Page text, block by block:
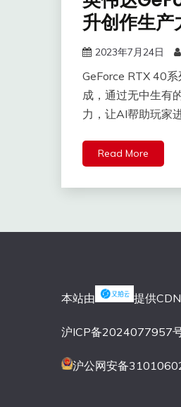
升创作生产
2023年7月24日
GeForce RTX 40
成，通过无中生有
力，让AI帮助玩家
Read More
本站由 提供
沪ICP备2024077957
沪公网安备